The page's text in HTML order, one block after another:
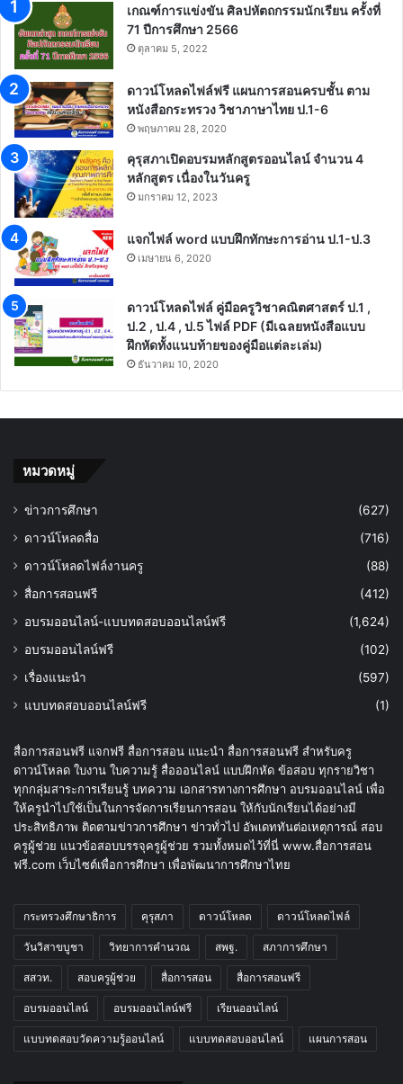
เกณฑ์การแข่งขัน ศิลปหัตถกรรมนักเรียน ครั้งที่
71 ปีการศึกษา 2566
ตุลาคม 5, 2022
ดาวน์โหลดไฟล์ฟรี แผนการสอนครบชั้น ตาม
หนังสือกระทรวง วิชาภาษาไทย ป.1-6
พฤษภาคม 28, 2020
คุรุสภาเปิดอบรมหลักสูตรออนไลน์ จำนวน 4
หลักสูตร เนื่องในวันครู
มกราคม 12, 2023
แจกไฟล์ word แบบฝึกทักษะการอ่าน ป.1-ป.3
เมษายน 6, 2020
ดาวน์โหลดไฟล์ คู่มือครูวิชาคณิตศาสตร์ ป.1 ,
ป.2 , ป.4 , ป.5 ไฟล์ PDF (มีเฉลยหนังสือแบบ
ฝึกหัดทั้งแนบท้ายของคู่มือแต่ละเล่ม)
ธันวาคม 10, 2020
หมวดหมู่
ข่าวการศึกษา
(627)
ดาวน์โหลดสื่อ
(716)
ดาวน์โหลดไฟล์งานครู
(88)
สื่อการสอนฟรี
(412)
อบรมออนไลน์-แบบทดสอบออนไลน์ฟรี
(1,624)
อบรมออนไลน์ฟรี
(102)
เรื่องแนะนำ
(597)
แบบทดสอบออนไลน์ฟรี
(1)
สื่อการสอนฟรี แจกฟรี สื่อการสอน แนะนำ สื่อการสอนฟรี สำหรับครู
ดาวน์โหลด ใบงาน ใบความรู้ สื่อออนไลน์ แบบฝึกหัด ข้อสอบ ทุกรายวิชา
ทุกกลุ่มสาระการเรียนรู้ บทความ เอกสารทางการศึกษา อบรมออนไลน์ เพื่อ
ให้ครูนำไปใช้เป็นในการจัดการเรียนการสอน ให้กับนักเรียนได้อย่างมี
ประสิทธิภาพ ติดตามข่าวการศึกษา ข่าวทั่วไป อัพเดททันต่อเหตุการณ์ สอบ
ครูผู้ช่วย แนวข้อสอบบรรจุครูผู้ช่วย รวมทั้งหมดไว้ที่นี่ www.สื่อการสอน
ฟรี.com เว็บไซต์เพื่อการศึกษา เพื่อพัฒนาการศึกษาไทย
กระทรวงศึกษาธิการ คุรุสภา ดาวน์โหลด ดาวน์โหลดไฟล์
วันวิสาขบูชา วิทยาการคำนวณ สพฐ. สภาการศึกษา
สสวท. สอบครูผู้ช่วย สื่อการสอน สื่อการสอนฟรี
อบรมออนไลน์ อบรมออนไลน์ฟรี เรียนออนไลน์
แบบทดสอบวัดความรู้ออนไลน์ แบบทดสอบออนไลน์ แผนการสอน